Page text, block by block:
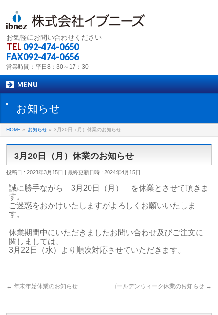
お気軽にお問い合わせください
TEL 092-474-0650
FAX092-474-0656
営業時間：平日8：30～17：30
MENU
お知らせ
HOME » お知らせ » 3月20日（月）休業のお知らせ
3月20日（月）休業のお知らせ
投稿日 : 2023年3月15日 最終更新日時 : 2024年4月15日
誠に勝手ながら 3月20日（月） を休業とさせて頂きま
す。
ご迷惑をおかけいたしますがよろしくお願いいたしま
す。
休業期間中にいただきましたお問い合わせ及びご注文に
関しましては、
3月22日（水）より順次対応させていただきます。
← 年末年始休業のお知らせ ゴールデンウィーク休業のお知らせ →